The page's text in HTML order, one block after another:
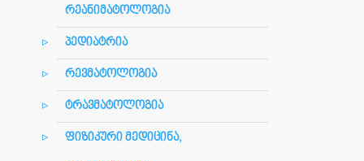
რეანიმატოლოგია
პედიატრია
რევმატოლოგია
ტრავმატოლოგია
ფიზიკური მედიცინა,